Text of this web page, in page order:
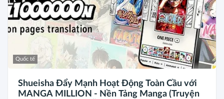
Quốc tế
Shueisha Đẩy Mạnh Hoạt Động Toàn Cầu với
MANGA MILLION - Nền Tảng Manga (Truyện